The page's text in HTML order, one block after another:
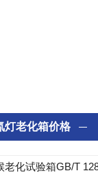
灯老化箱价格